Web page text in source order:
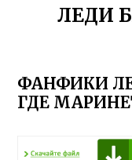
ЛЕДИ
ФАНФИКИ
ГДЕ